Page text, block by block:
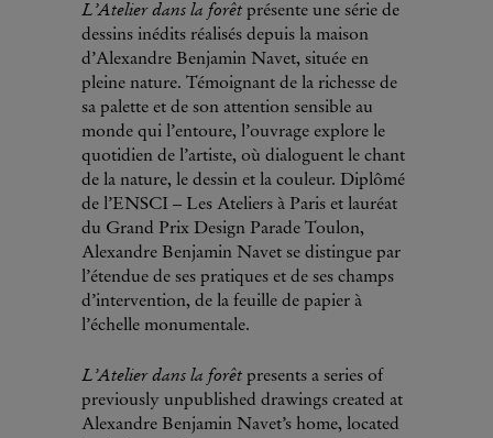
L’Atelier dans la forêt présente une série de
dessins inédits réalisés depuis la maison
d’Alexandre Benjamin Navet, située en
pleine nature. Témoignant de la richesse de
sa palette et de son attention sensible au
monde qui l’entoure, l’ouvrage explore le
quotidien de l’artiste, où dialoguent le chant
de la nature, le dessin et la couleur. Diplômé
de l’ENSCI – Les Ateliers à Paris et lauréat
du Grand Prix Design Parade Toulon,
Alexandre Benjamin Navet se distingue par
l’étendue de ses pratiques et de ses champs
d’intervention, de la feuille de papier à
l’échelle monumentale.
L’Atelier dans la forêt presents a series of
previously unpublished drawings created at
Alexandre Benjamin Navet’s home, located